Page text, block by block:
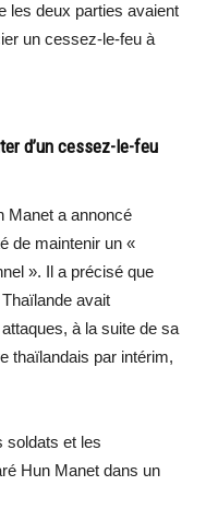
les deux parties avaient
un cessez-le-feu à
d’un cessez-le-feu
Manet a annoncé
de maintenir un «
». Il a précisé que
avait
à la suite de sa
thaïlandais par intérim,
soldats et les
Hun Manet dans un